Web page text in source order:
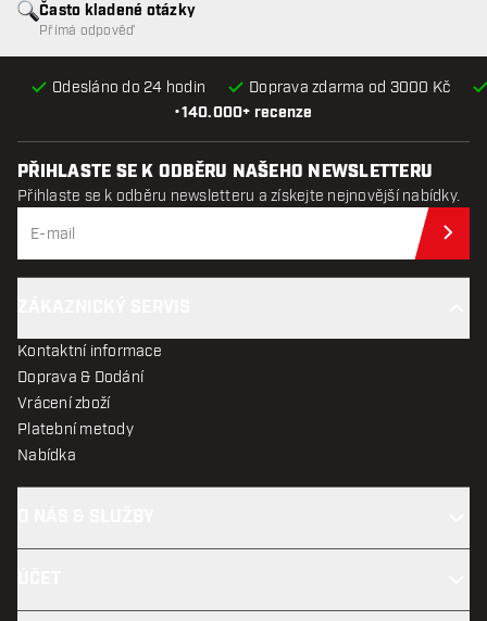
•140.000+ recenze
Odesláno do 24 hodin Doprava zdarma od 3000 Kč
Často kladené otázky
Přímá odpověď
PŘIHLASTE SE K ODBĚRU NAŠEHO NEWSLETTERU
Přihlaste se k odběru newsletteru a získejte nejnovější nabídky.
Kontaktní informace
Doprava & Dodání
Vrácení zboží
Platební metody
Nabídka